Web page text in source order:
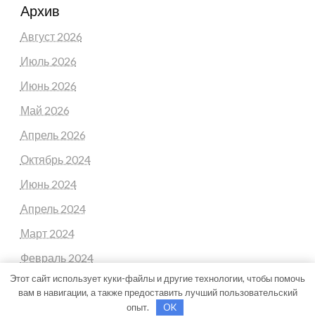
Архив
Август 2026
Июль 2026
Июнь 2026
Май 2026
Апрель 2026
Октябрь 2024
Июнь 2024
Апрель 2024
Март 2024
Февраль 2024
Август 2023
Этот сайт использует куки-файлы и другие технологии, чтобы помочь
вам в навигации, а также предоставить лучший пользовательский
опыт.
OK